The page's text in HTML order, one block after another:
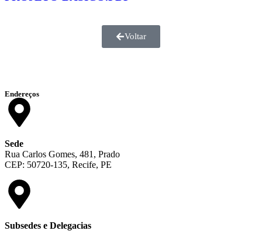
Voltar
Endereços
Sede
Rua Carlos Gomes, 481, Prado
CEP: 50720-135, Recife, PE
Subsedes e Delegacias